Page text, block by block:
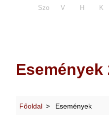
Szo V H K
Események
Főoldal Események